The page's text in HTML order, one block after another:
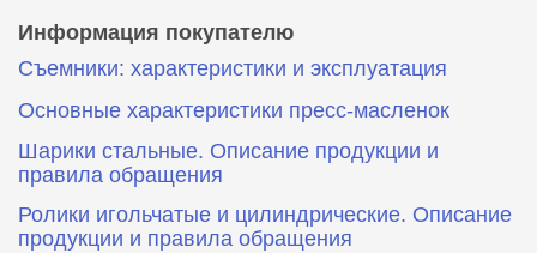
Информация покупателю
Съемники: характеристики и эксплуатация
Основные характеристики пресс‑масленок
Шарики стальные. Описание продукции и
правила обращения
Ролики игольчатые и цилиндрические. Описание
продукции и правила обращения